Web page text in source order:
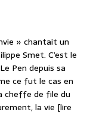
» chantait un
Smet. C’est le
Pen depuis sa
ce fut le cas en
cheffe de file du
la vie [lire